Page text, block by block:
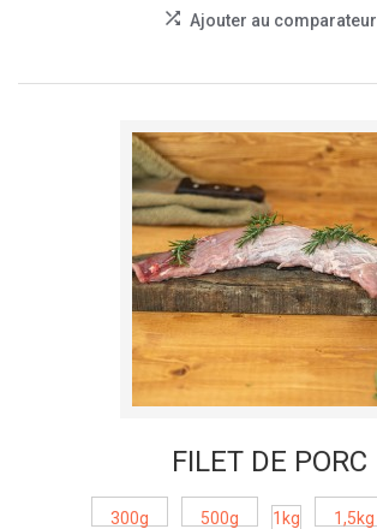
Ajouter au comparateur
FILET DE PORC
300g 500g 1kg 1,5kg